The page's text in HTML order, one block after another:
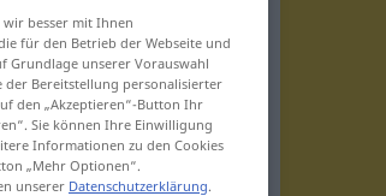
wir besser mit Ihnen
für den Betrieb der Webseite und
Grundlage unserer Vorauswahl
der Bereitstellung personalisierter
den „Akzeptieren“-Button Ihr
Sie können Ihre Einwilligung
Informationen zu den Cookies
„Mehr Optionen“.
unserer Datenschutzerklärung.